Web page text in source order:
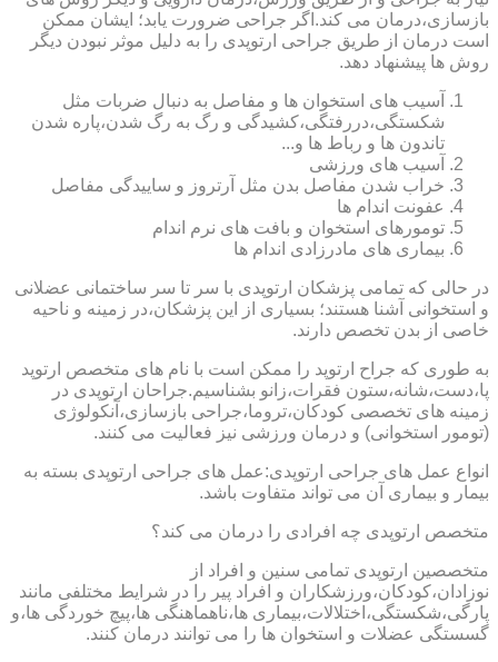
بازسازی،درمان می کند.اگر جراحی ضرورت یابد؛ ایشان ممکن
است درمان از طریق جراحی ارتوپدی را به دلیل موثر نبودن دیگر
روش ها پیشنهاد دهد.
آسیب های استخوان ها و مفاصل به دنبال ضربات مثل
شکستگی،دررفتگی،کشیدگی و رگ به رگ شدن،پاره شدن
تاندون ها و رباط ها و...
آسیب های ورزشی
خراب شدن مفاصل بدن مثل آرتروز و ساییدگی مفاصل
عفونت اندام ها
تومورهای استخوان و بافت های نرم اندام
بیماری های مادرزادی اندام ها
در حالی که تمامی پزشکان ارتوپدی با سر تا سر ساختمانی عضلانی
و استخوانی آشنا هستند؛ بسیاری از این پزشکان،در زمینه و ناحیه
خاصی از بدن تخصص دارند.
به طوری که جراح ارتوپد را ممکن است با نام های متخصص ارتوپد
پا،دست،شانه،ستون فقرات،زانو بشناسیم.جراحان ارتوپدی در
زمینه های تخصصی کودکان،تروما،جراحی بازسازی،آنکولوژی
(تومور استخوانی) و درمان ورزشی نیز فعالیت می کنند.
انواع عمل های جراحی ارتوپدی:عمل های جراحی ارتوپدی بسته به
بیمار و بیماری آن می تواند متفاوت باشد.
متخصص ارتوپدی چه افرادی را درمان می کند؟
متخصصین ارتوپدی تمامی سنین و افراد از
نوزادان،کودکان،ورزشکاران و افراد پیر را در شرایط مختلفی مانند
پارگی،شکستگی،اختلالات،بیماری ها،ناهماهنگی ها،پیچ خوردگی ها،و
گسستگی عضلات و استخوان ها را می توانند درمان کنند.